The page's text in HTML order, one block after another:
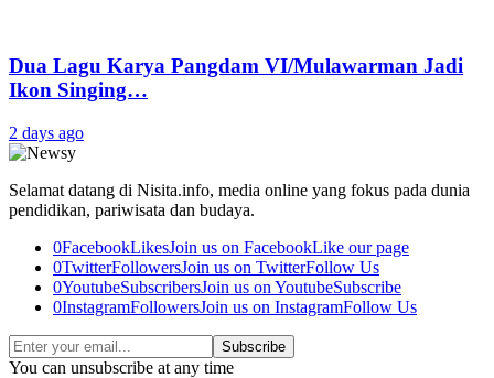
Dua Lagu Karya Pangdam VI/Mulawarman Jadi
Ikon Singing…
2 days ago
Selamat datang di Nisita.info, media online yang fokus pada dunia
pendidikan, pariwisata dan budaya.
0FacebookLikesJoin us on FacebookLike our page
0TwitterFollowersJoin us on TwitterFollow Us
0YoutubeSubscribersJoin us on YoutubeSubscribe
0InstagramFollowersJoin us on InstagramFollow Us
Subscribe
You can unsubscribe at any time